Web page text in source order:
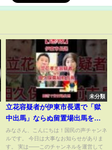
未分類
立花容疑者が伊東市長選で「獄
中出馬」ならぬ留置場出馬を検
討 支援者からの要請が前提
みなさん、こんにちは！国民の声チャンネ
ルです。 今日は大事なお知らせがありま
す。 実は――このチャンネルを運営して